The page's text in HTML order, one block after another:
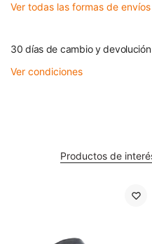
Ver todas las formas de envíos
30 días de cambio y
Ver condiciones
Productos de